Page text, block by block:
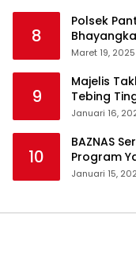
8
Polsek
Takjil
Maret 19, 2025
9
Majelis
Tebing
Haram
Januari 16,
10
BAZNAS
Program
Januari 15,